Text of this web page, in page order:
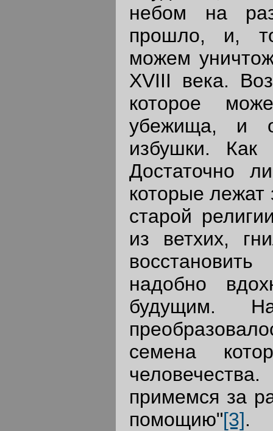
небом на
прошло, и,
можем
XVIII века.
которое
убежища, и
избушки. Как
Достаточно
которые лежат
старой
из ветхих,
надобно
будущим.
семена
примемся за
помощию"[3].